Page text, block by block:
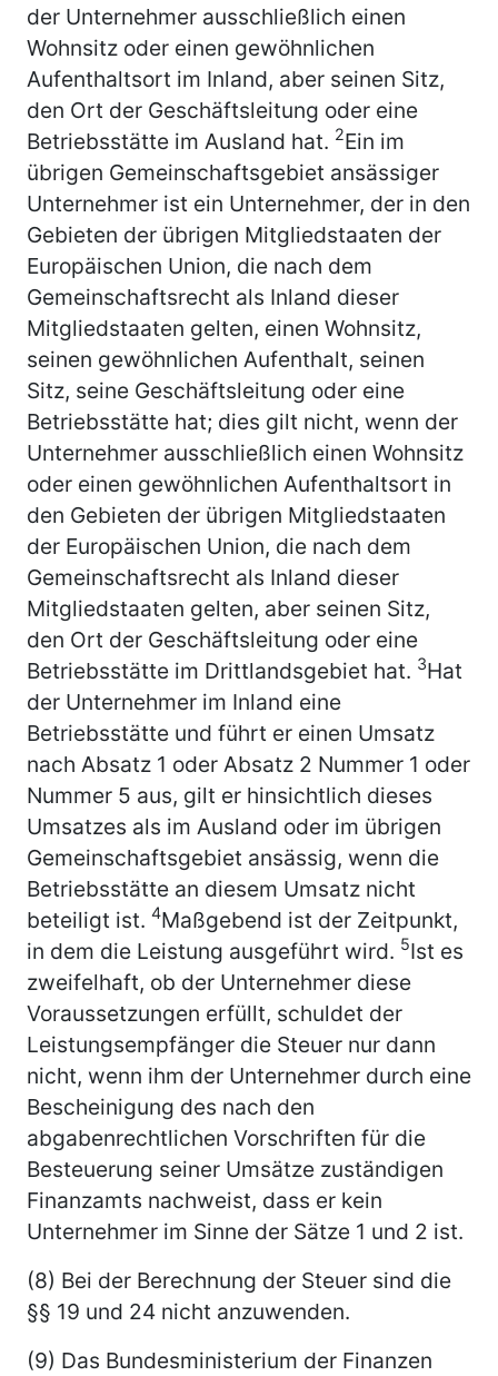
der Unternehmer ausschließlich einen
Wohnsitz oder einen gewöhnlichen
Aufenthaltsort im Inland, aber seinen Sitz,
den Ort der Geschäftsleitung oder eine
Betriebsstätte im Ausland hat. 2Ein im
übrigen Gemeinschaftsgebiet ansässiger
Unternehmer ist ein Unternehmer, der in den
Gebieten der übrigen Mitgliedstaaten der
Europäischen Union, die nach dem
Gemeinschaftsrecht als Inland dieser
Mitgliedstaaten gelten, einen Wohnsitz,
seinen gewöhnlichen Aufenthalt, seinen
Sitz, seine Geschäftsleitung oder eine
Betriebsstätte hat; dies gilt nicht, wenn der
Unternehmer ausschließlich einen Wohnsitz
oder einen gewöhnlichen Aufenthaltsort in
den Gebieten der übrigen Mitgliedstaaten
der Europäischen Union, die nach dem
Gemeinschaftsrecht als Inland dieser
Mitgliedstaaten gelten, aber seinen Sitz,
den Ort der Geschäftsleitung oder eine
Betriebsstätte im Drittlandsgebiet hat. 3Hat
der Unternehmer im Inland eine
Betriebsstätte und führt er einen Umsatz
nach Absatz 1 oder Absatz 2 Nummer 1 oder
Nummer 5 aus, gilt er hinsichtlich dieses
Umsatzes als im Ausland oder im übrigen
Gemeinschaftsgebiet ansässig, wenn die
Betriebsstätte an diesem Umsatz nicht
beteiligt ist. 4Maßgebend ist der Zeitpunkt,
in dem die Leistung ausgeführt wird. 5Ist es
zweifelhaft, ob der Unternehmer diese
Voraussetzungen erfüllt, schuldet der
Leistungsempfänger die Steuer nur dann
nicht, wenn ihm der Unternehmer durch eine
Bescheinigung des nach den
abgabenrechtlichen Vorschriften für die
Besteuerung seiner Umsätze zuständigen
Finanzamts nachweist, dass er kein
Unternehmer im Sinne der Sätze 1 und 2 ist.
(8) Bei der Berechnung der Steuer sind die
§§ 19 und 24 nicht anzuwenden.
(9) Das Bundesministerium der Finanzen